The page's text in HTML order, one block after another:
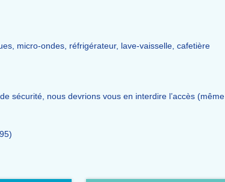
micro-ondes, réfrigérateur, lave-vaisselle, cafetière
sécurité, nous devrions vous en interdire l’accès (même